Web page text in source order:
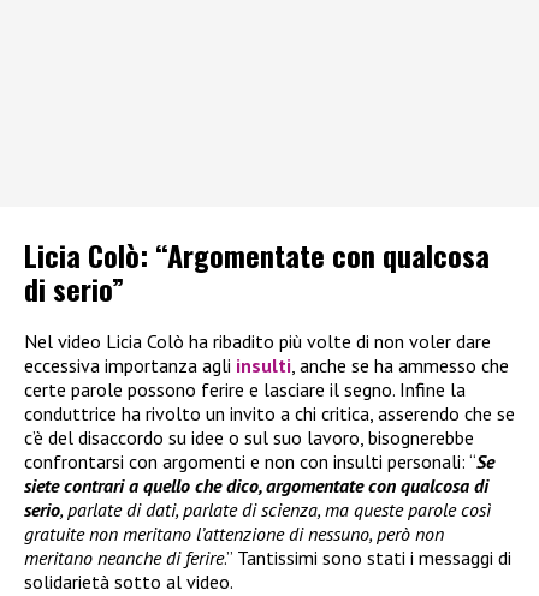
Licia Colò: “Argomentate con qualcosa
di serio”
Nel video Licia Colò ha ribadito più volte di non voler dare
eccessiva importanza agli insulti, anche se ha ammesso che
certe parole possono ferire e lasciare il segno. Infine la
conduttrice ha rivolto un invito a chi critica, asserendo che se
c’è del disaccordo su idee o sul suo lavoro, bisognerebbe
confrontarsi con argomenti e non con insulti personali: “Se
siete contrari a quello che dico, argomentate con qualcosa di
serio, parlate di dati, parlate di scienza, ma queste parole così
gratuite non meritano l’attenzione di nessuno, però non
meritano neanche di ferire.” Tantissimi sono stati i messaggi di
solidarietà sotto al video.